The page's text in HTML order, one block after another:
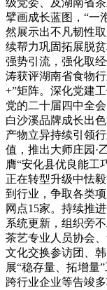
级党委、及湖南省
擘画成长蓝图，“一
然展示出不凡韧性
续帮力巩固拓展脱
强势引流，强化取
涛获评湖南省食物
+”矩阵。深化党建
党的二十届四中全
白沙溪品牌成长出
产物立异持续引领
值，推出大师庄园·
膺“安化县优良能工
正在转型升级中怯
到行业，争取各类
网点15家。持续推
系统更新，组织旁
茶艺专业人员协会
文化交换参访团、
展“稳存量、拓增量
跨行业企业等告竣